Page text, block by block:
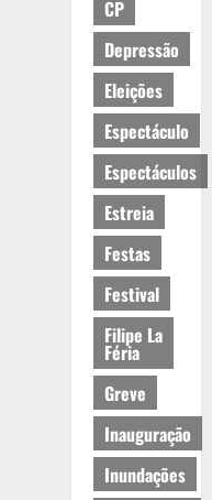
CP
Depressão
Eleições
Espectáculo
Espectáculos
Estreia
Festas
Festival
Filipe La
Féria
Greve
Inauguração
Inundações